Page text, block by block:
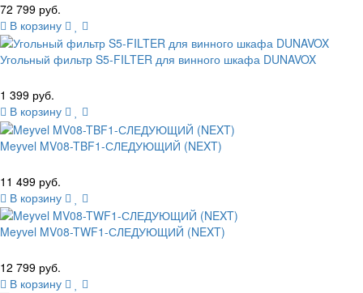
72 799 руб.
В корзину
Угольный фильтр S5-FILTER для винного шкафа DUNAVOX
1 399 руб.
В корзину
Meyvel MV08-TBF1-СЛЕДУЮЩИЙ (NEXT)
11 499 руб.
В корзину
Meyvel MV08-TWF1-СЛЕДУЮЩИЙ (NEXT)
12 799 руб.
В корзину